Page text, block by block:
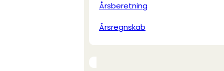
Årsberetning
Årsregnskab